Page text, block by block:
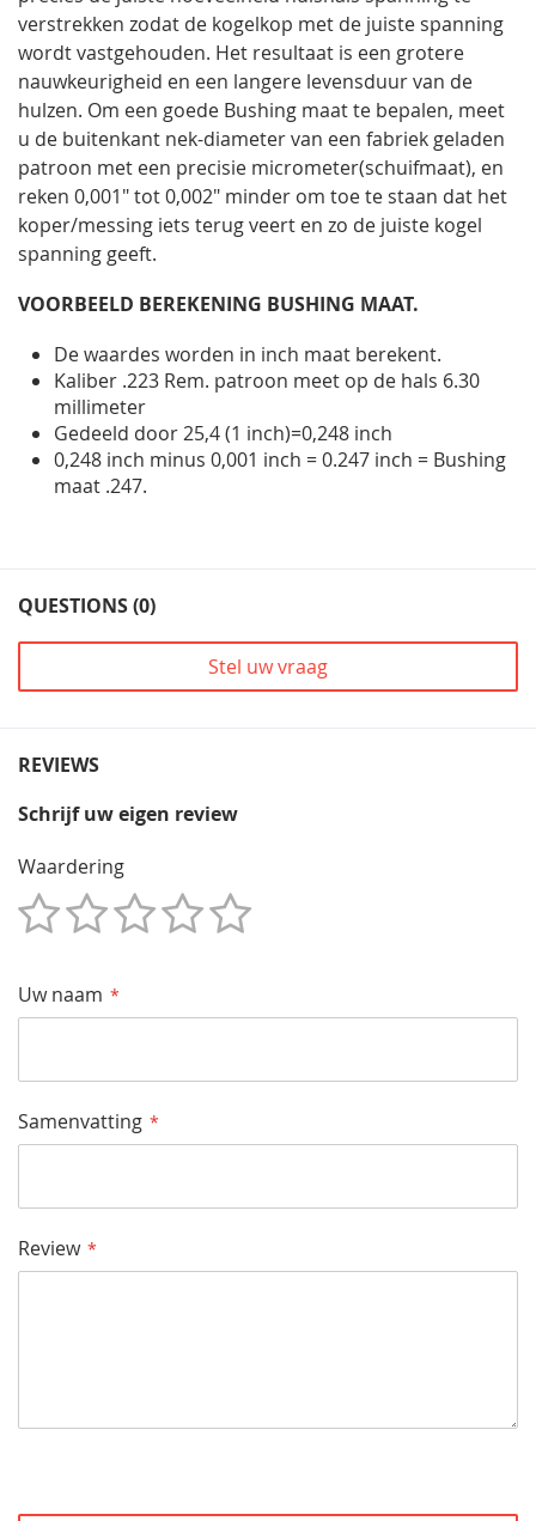
verstrekken zodat de kogelkop met de juiste spanning
wordt vastgehouden. Het resultaat is een grotere
nauwkeurigheid en een langere levensduur van de
hulzen. Om een goede Bushing maat te bepalen, meet
u de buitenkant nek-diameter van een fabriek geladen
patroon met een precisie micrometer(schuifmaat), en
reken 0,001" tot 0,002" minder om toe te staan dat het
koper/messing iets terug veert en zo de juiste kogel
spanning geeft.
VOORBEELD BEREKENING BUSHING MAAT.
De waardes worden in inch maat berekent.
Kaliber .223 Rem. patroon meet op de hals 6.30
millimeter
Gedeeld door 25,4 (1 inch)=0,248 inch
0,248 inch minus 0,001 inch = 0.247 inch = Bushing
maat .247.
QUESTIONS (0)
Stel uw vraag
REVIEWS
Schrijf uw eigen review
Waardering
Uw naam
Samenvatting
Review